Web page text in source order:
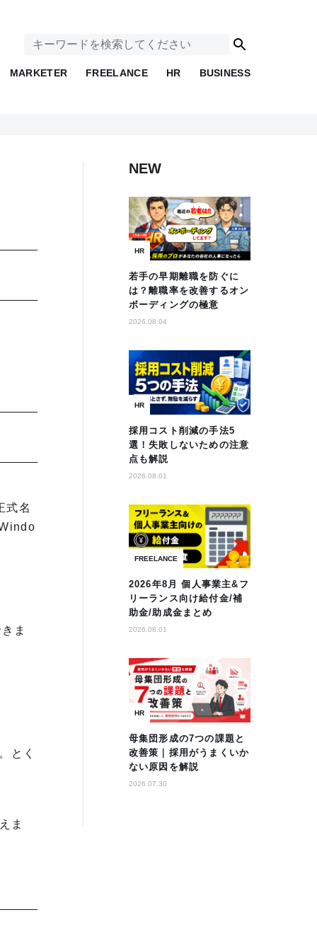
MARKETER FREELANCE HR BUSINESS
式名
ま
とく
ま
NEW
HR
若手の早期離職を防ぐに
は？離職率を改善するオン
ボーディングの極意
2026.08.04
HR
採用コスト削減の手法5
選！失敗しないための注意
点も解説
2026.08.01
FREELANCE
2026年8月 個人事業主&フ
リーランス向け給付金/補
助金/助成金まとめ
2026.08.01
HR
母集団形成の7つの課題と
改善策｜採用がうまくいか
ない原因を解説
2026.07.30